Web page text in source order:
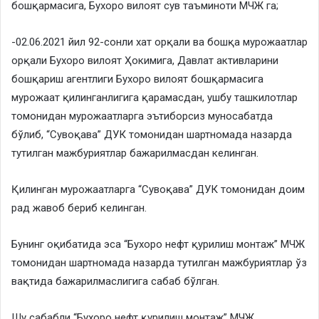
бошқармасига, Бухоро вилоят сув таъминоти МЧЖ га;
-02.06.2021 йил 92-сонли хат орқали ва бошқа мурожаатлар
орқали Бухоро вилоят Ҳокимига, Давлат активларини
бошқариш агентлиги Бухоро вилоят бошқармасига
мурожаат қилинганлигига қарамасдан, ушбу ташкилотлар
томонидан мурожаатларга эътиборсиз муносабатда
бўлиб, “Сувоқава” ДУК томонидан шартномада назарда
тутилган мажбуриятлар бажарилмасдан келинган.
​Қилинган мурожаатларга “Сувоқава” ДУК томонидан доим
рад жавоб бериб келинган.
​Бунинг оқибатида эса “Бухоро нефт қурилиш монтаж” МЧЖ
томонидан шартномада назарда тутилган мажбуриятлар ўз
вақтида бажарилмаслигига сабаб бўлган.